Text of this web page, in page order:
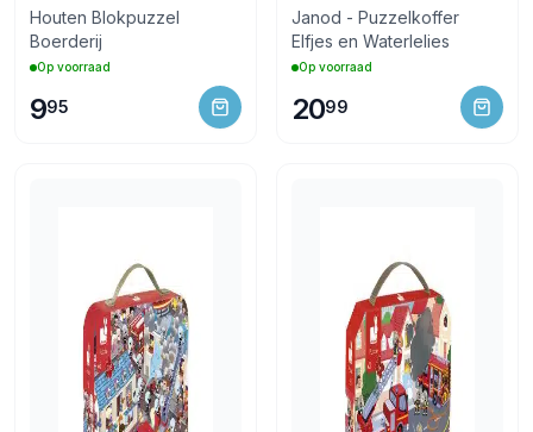
Houten Blokpuzzel
Boerderij
Op voorraad
995
Janod - Puzzelkoffer
Elfjes en Waterlelies
Op voorraad
2099